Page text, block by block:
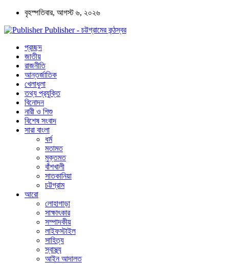
বৃহস্পতিবার, আগস্ট ৬, ২০২৬
Publisher - চট্টগ্রামের কন্ঠস্বর
প্রচ্ছদ
জাতীয়
রাজনীতি
আন্তর্জাতিক
খেলাধুলা
তথ্য প্রযুক্তি
বিনোদন
নারী ও শিশু
বিশেষ সংবাদ
সারা বাংলা
ধর্ম
মতামত
মুক্তমত
বাঁশখালী
সাতকানিয়া
চট্টগ্রাম
আরো
লোহাগাড়া
সাক্ষাৎকার
সম্পাদকীয়
লাইফস্টাইল
সাহিত্য
স্বাস্থ্য
আইন আদালত